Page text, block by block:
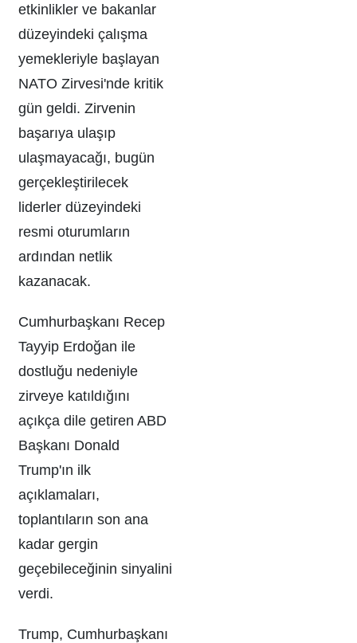
etkinlikler ve bakanlar
düzeyindeki çalışma
yemekleriyle başlayan
NATO Zirvesi'nde kritik
gün geldi. Zirvenin
başarıya ulaşıp
ulaşmayacağı, bugün
gerçekleştirilecek
liderler düzeyindeki
resmi oturumların
ardından netlik
kazanacak.
Cumhurbaşkanı Recep
Tayyip Erdoğan ile
dostluğu nedeniyle
zirveye katıldığını
açıkça dile getiren ABD
Başkanı Donald
Trump'ın ilk
açıklamaları,
toplantıların son ana
kadar gergin
geçebileceğinin sinyalini
verdi.
Trump, Cumhurbaşkanı